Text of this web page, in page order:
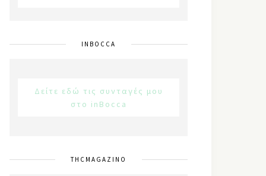
INBOCCA
Δείτε εδώ τις συνταγές μου
στο inBocca
THCMAGAZINO